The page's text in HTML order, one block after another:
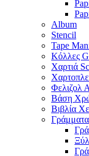
Album
Stencil
Tape
Κόλλες
Χαρτιά
Φελιζολ
Βάση
Βιβλία